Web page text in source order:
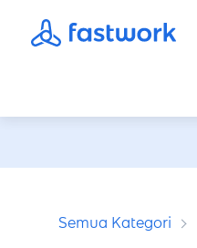
Semua Kategori